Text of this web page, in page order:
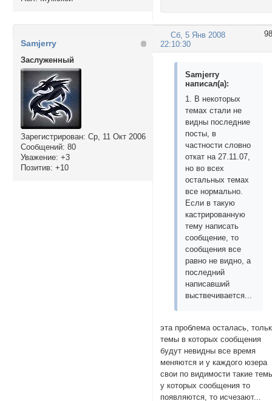
98
Сб, 5 Янв 2008
22:10:30
Samjerry
Заслуженный
Зарегистрирован: Ср, 11 Окт 2006
Сообщений: 80
Уважение: +3
Позитив: +10
Samjerry
написал(а):
1. В некоторых
темах стали не
видны последние
посты, в
частности словно
откат на 27.11.07,
но во всех
остальных темах
все нормально.
Если в такую
кастрированную
тему написать
сообщение, то
сообщения все
равно не видно, а
последний
написавший
выствечивается...
эта проблема осталась,
темы в которых сообщения
будут невидны все время
меняются и у каждого юзера
свои по видимости такие
у которых сообщения то
появляются, то исчезают...